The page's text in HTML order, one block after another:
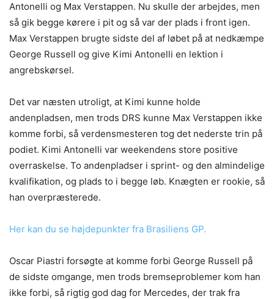
Antonelli og Max Verstappen. Nu skulle der arbejdes, men
så gik begge kørere i pit og så var der plads i front igen.
Max Verstappen brugte sidste del af løbet på at nedkæmpe
George Russell og give Kimi Antonelli en lektion i
angrebskørsel.
Det var næsten utroligt, at Kimi kunne holde
andenpladsen, men trods DRS kunne Max Verstappen ikke
komme forbi, så verdensmesteren tog det nederste trin på
podiet. Kimi Antonelli var weekendens store positive
overraskelse. To andenpladser i sprint- og den almindelige
kvalifikation, og plads to i begge løb. Knægten er rookie, så
han overpræsterede.
Her kan du se højdepunkter fra Brasiliens GP.
Oscar Piastri forsøgte at komme forbi George Russell på
de sidste omgange, men trods bremseproblemer kom han
ikke forbi, så rigtig god dag for Mercedes, der trak fra